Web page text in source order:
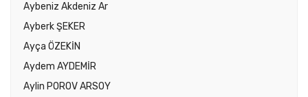
Aybeniz Akdeniz Ar
Ayberk ŞEKER
Ayça ÖZEKİN
Aydem AYDEMİR
Aylin POROV ARSOY